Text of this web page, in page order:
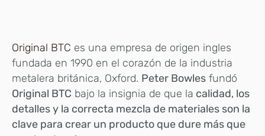
Original BTC es una empresa de origen ingles
fundada en 1990 en el corazón de la industria
metalera británica, Oxford. Peter Bowles fundó
Original BTC bajo la insignia de que la calidad, los
detalles y la correcta mezcla de materiales son la
clave para crear un producto que dure más que